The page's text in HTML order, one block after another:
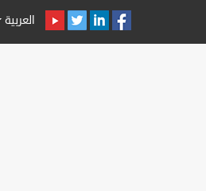
العربية